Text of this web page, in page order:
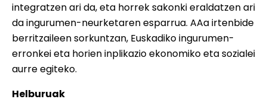
integratzen ari da, eta horrek sakonki eraldatzen ari
da ingurumen-neurketaren esparrua. AAa irtenbide
berritzaileen sorkuntzan, Euskadiko ingurumen-
erronkei eta horien inplikazio ekonomiko eta sozialei
aurre egiteko.
Helburuak